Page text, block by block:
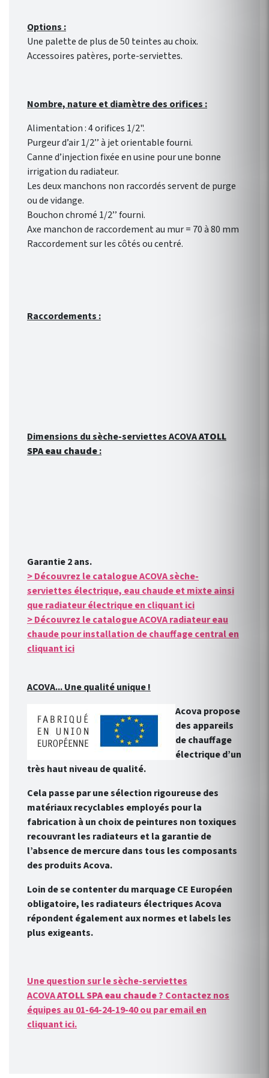
Options :
Une palette de plus de 50 teintes au choix.
Accessoires patères, porte-serviettes.
Nombre, nature et diamètre des orifices :
Alimentation : 4 orifices 1/2".
Purgeur d’air 1/2’’ à jet orientable fourni.
Canne d’injection fixée en usine pour une bonne
irrigation du radiateur.
Les deux manchons non raccordés servent de purge
ou de vidange.
Bouchon chromé 1/2’’ fourni.
Axe manchon de raccordement au mur = 70 à 80 mm
Raccordement sur les côtés ou centré.
Raccordements :
Dimensions du sèche-serviettes ACOVAATOLL
SPA eau chaude:
Garantie 2 ans.
> Découvrez le catalogue ACOVA sèche-
serviettes électrique, eau chaude et mixte ainsi
que radiateur électrique en cliquant ici
> Découvrez le catalogue ACOVA radiateur eau
chaude pour installation de chauffage central en
cliquant ici
ACOVA... Une qualité unique !
Acova propose
des appareils
de chauffage
électrique d’un
très haut niveau de qualité.
Cela passe par une sélection rigoureuse des
matériaux recyclables employés pour la
fabrication à un choix de peintures non toxiques
recouvrant les radiateurs et la garantie de
l’absence de mercure dans tous les composants
des produits Acova.
Loin de se contenter du marquage CE Européen
obligatoire, les radiateurs électriques Acova
répondent également aux normes et labels les
plus exigeants.
Une question sur le sèche-serviettes
ACOVAATOLL SPA eau chaude? Contactez nos
équipes au 01-64-24-19-40 ou par email en
cliquant ici.